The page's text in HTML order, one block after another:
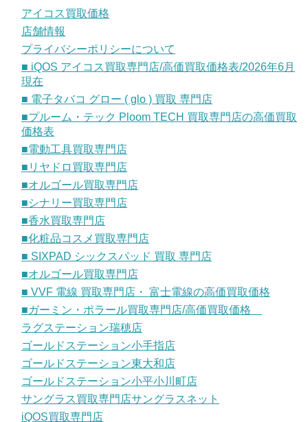
アイコス買取価格
店舗情報
プライバシーポリシーについて
■ iQOS アイコス買取専門店/高価買取価格表/2026年6月
現在
■ 電子タバコ グロー ( glo ) 買取 専門店
■プルーム・テック Ploom TECH 買取専門店の高価買取
価格表
■電動工具買取専門店
■リヤドロ買取専門店
■オルゴール買取専門店
■シナリー買取専門店
■香水買取専門店
■化粧品コスメ買取専門店
■ SIXPAD シックスパッド 買取 専門店
■オルゴール買取専門店
■ VVF 電線 買取専門店・ 富士電線の高価買取価格
■ガーミン・ポラール買取専門店/高価買取価格
ラグステーション瑞穂店
ゴールドステーション小手指店
ゴールドステーション東大和店
ゴールドステーション小平小川町店
サングラス買取専門店サングラスネット
iQOS買取専門店